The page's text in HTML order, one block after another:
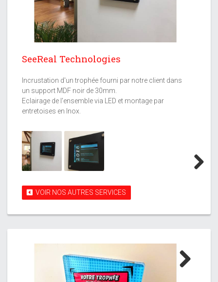
SeeReal Technologies
Incrustation d'un trophée fourni par notre client dans
un support MDF noir de 30mm.
Eclairage de l'ensemble via LED et montage par
entretoises en Inox.
VOIR NOS AUTRES SERVICES